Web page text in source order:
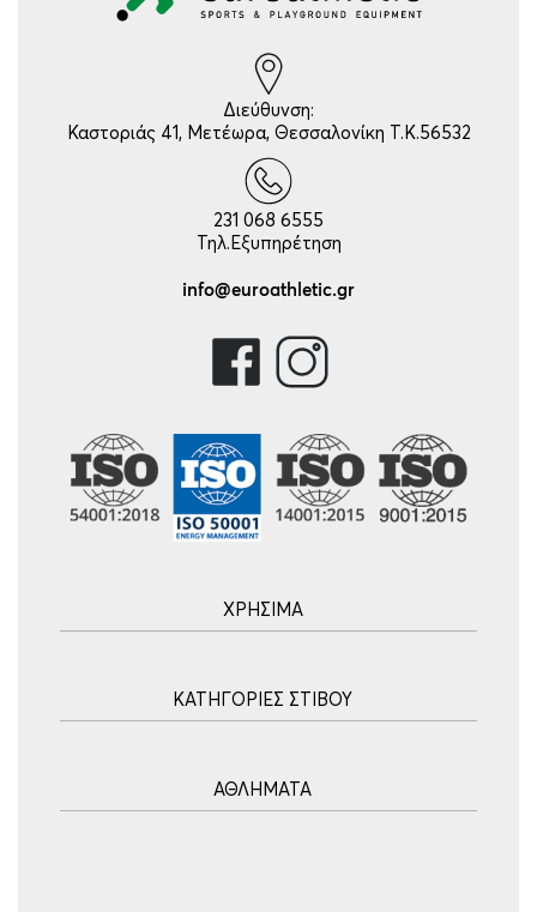
Διεύθυνση:
Καστοριάς 41, Μετέωρα, Θεσσαλονίκη Τ.Κ.56532
231 068 6555
Τηλ.Εξυπηρέτηση
info@euroathletic.gr
ΧΡΗΣΙΜΑ
Blog
Τρόποι Πληρωμής
ΚΑΤΗΓΟΡΙΕΣ ΣΤΙΒΟΥ
Σφυροβολία
ΑΘΛΗΜΑΤΑ